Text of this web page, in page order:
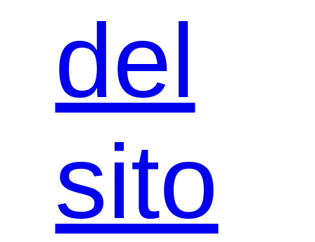
del
sito